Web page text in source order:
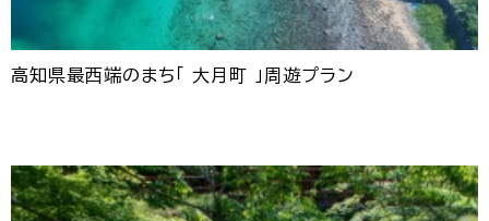
高知県最西端のまち「 大月町 」周遊プラン